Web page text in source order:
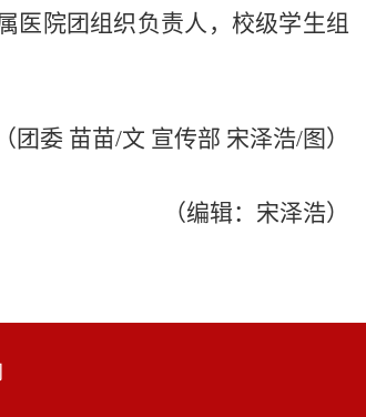
医院团组织负责人，校级学生组
（团委 苗苗/文 宣传部 宋泽浩/图）
（编辑：宋泽浩）